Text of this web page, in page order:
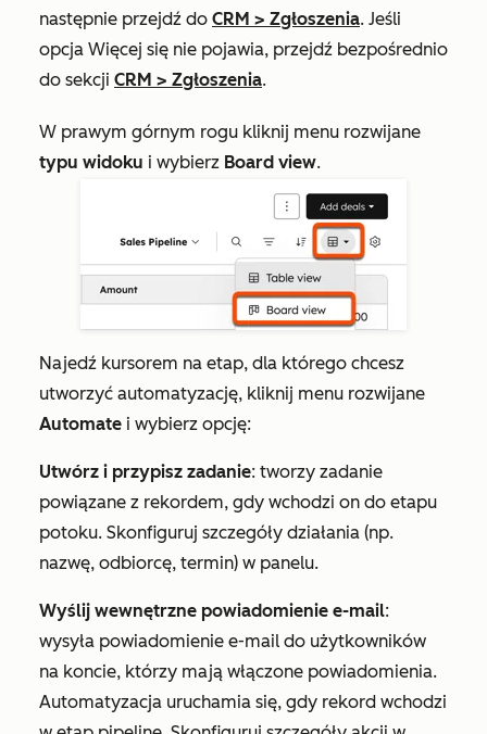
następnie przejdź do CRM > Zgłoszenia. Jeśli
opcja Więcej się nie pojawia, przejdź bezpośrednio
do sekcji CRM > Zgłoszenia.
W prawym górnym rogu kliknij menu rozwijane
typu widoku i wybierz Board view.
Najedź kursorem na etap, dla którego chcesz
utworzyć automatyzację, kliknij menu rozwijane
Automate i wybierz opcję:
Utwórz i przypisz zadanie: tworzy zadanie
powiązane z rekordem, gdy wchodzi on do etapu
potoku. Skonfiguruj szczegóły działania (np.
nazwę, odbiorcę, termin) w panelu.
Wyślij wewnętrzne powiadomienie e-mail:
wysyła powiadomienie e-mail do użytkowników
na koncie, którzy mają włączone powiadomienia.
Automatyzacja uruchamia się, gdy rekord wchodzi